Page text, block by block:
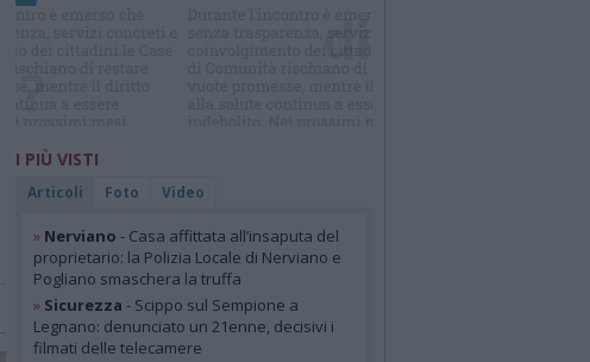
I PIÙ VISTI
Articoli Foto Video
» Nerviano - Casa affittata all’insaputa del
proprietario: la Polizia Locale di Nerviano e
Pogliano smaschera la truffa
» Sicurezza - Scippo sul Sempione a
Legnano: denunciato un 21enne, decisivi i
filmati delle telecamere